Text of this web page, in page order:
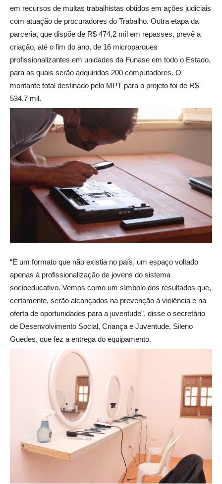
em recursos de multas trabalhistas obtidos em ações judiciais
com atuação de procuradores do Trabalho. Outra etapa da
parceria, que dispõe de R$ 474,2 mil em repasses, prevê a
criação, até o fim do ano, de 16 microparques
profissionalizantes em unidades da Funase em todo o Estado,
para as quais serão adquiridos 200 computadores. O
montante total destinado pelo MPT para o projeto foi de R$
534,7 mil.
“É um formato que não existia no país, um espaço voltado
apenas à profissionalização de jovens do sistema
socioeducativo. Vemos como um símbolo dos resultados que,
certamente, serão alcançados na prevenção à violência e na
oferta de oportunidades para a juventude”, disse o secretário
de Desenvolvimento Social, Criança e Juventude, Sileno
Guedes, que fez a entrega do equipamento.